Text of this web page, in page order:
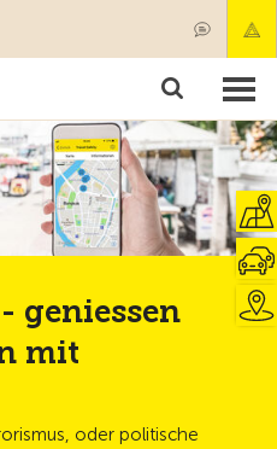
geniessen
mit
oder politische